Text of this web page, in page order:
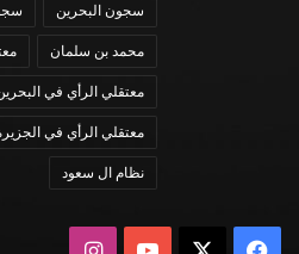
سجون البحرين
محمد بن سلمان
معتقلي الرأي في
معتقلي الرأي في
نظام ال سعود
فيسبوك يوتيوبانستقرام